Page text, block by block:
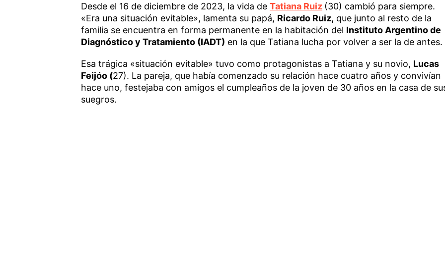
Desde el 16 de diciembre de 2023, la vida de Tatiana Ruiz (30) cambió para siempre.
«Era una situación evitable», lamenta su papá, Ricardo Ruiz, que junto al resto de la
familia se encuentra en forma permanente en la habitación del Instituto Argentino de
Diagnóstico y Tratamiento (IADT) en la que Tatiana lucha por volver a ser la de antes.
Esa trágica «situación evitable» tuvo como protagonistas a Tatiana y su novio, Lucas
Feijóo (27). La pareja, que había comenzado su relación hace cuatro años y convivían
hace uno, festejaba con amigos el cumpleaños de la joven de 30 años en la casa de
suegros.